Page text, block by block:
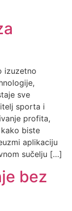
izuzetno
sve
sporta i
profita,
biste
aplikaciju
sučelju […]
bez